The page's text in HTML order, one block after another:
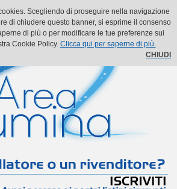
Vai alla Cassa Accedi
Scegliendo di proseguire nella navigazione
di chiudere questo banner, si esprime il consenso
di più o per modificare le tue preferenze sui
Cookie Policy. Clicca qui per saperne di più.
CHIUDI